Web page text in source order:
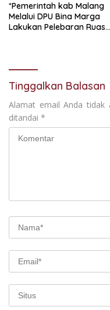
*Pemerintah kab Malang
Melalui DPU Bina Marga
Lakukan Pelebaran Ruas
Tinggalkan Balasan
Alamat email Anda tidak
ditandai *